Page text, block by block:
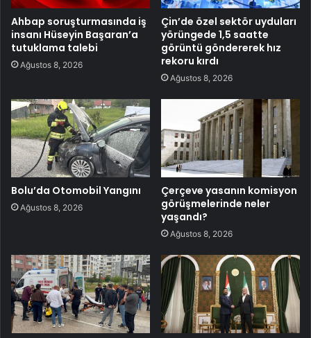
Ahbap soruşturmasında iş
insanı Hüseyin Başaran’a
tutuklama talebi
Ağustos 8, 2026
Çin’de özel sektör uyduları
yörüngede 1,5 saatte
görüntü göndererek hız
rekoru kırdı
Ağustos 8, 2026
Bolu’da Otomobil Yangını
Ağustos 8, 2026
Çerçeve yasanın komisyon
görüşmelerinde neler
yaşandı?
Ağustos 8, 2026